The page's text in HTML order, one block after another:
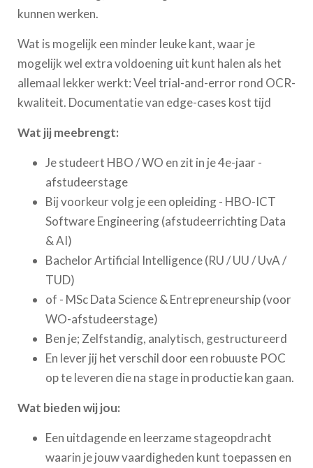
kunnen werken.
Wat is mogelijk een minder leuke kant, waar je
mogelijk wel extra voldoening uit kunt halen als het
allemaal lekker werkt: Veel trial-and-error rond OCR-
kwaliteit. Documentatie van edge-cases kost tijd
Wat jij meebrengt:
Je studeert HBO / WO en zit in je 4e-jaar -
afstudeerstage
Bij voorkeur volg je een opleiding - HBO-ICT
Software Engineering (afstudeerrichting Data
& AI)
Bachelor Artificial Intelligence (RU / UU / UvA /
TUD)
of - MSc Data Science & Entrepreneurship (voor
WO-afstudeerstage)
Ben je; Zelfstandig, analytisch, gestructureerd
En lever jij het verschil door een robuuste POC
op te leveren die na stage in productie kan gaan.
Wat bieden wij jou:
Een uitdagende en leerzame stageopdracht
waarin je jouw vaardigheden kunt toepassen en